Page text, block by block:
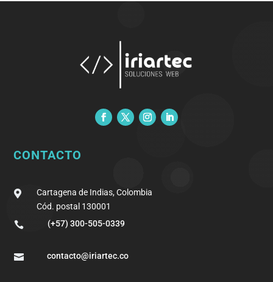
CONTACTO

Cartagena de Indias, Colombia
Cód. postal 130001

(+57) 300-505-0339
 contacto@iriartec.co